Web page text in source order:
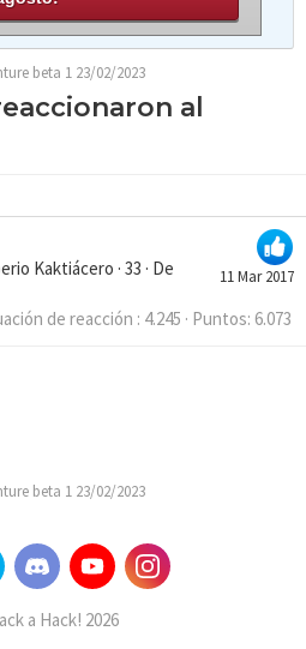
beta 1 23/02/2023
al
11 Mar 2017
Kaktiácero · 33 · De
de reacción 4.245 Puntos 6.073
beta 1 23/02/2023
a Hack! 2026